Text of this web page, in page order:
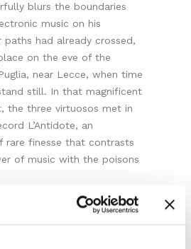
blurs the boundaries
music on his
paths had already crossed,
on the eve of the
near Lecce, when time
still. In that magnificent
the three virtuosos met in
L’Antidote, an
rare finesse that contrasts
of music with the poisons